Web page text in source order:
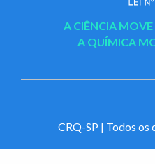
A CIÊNCIA MOVE
A QUÍMICA
CRQ-SP | Todos